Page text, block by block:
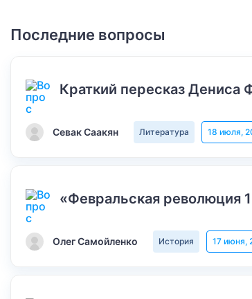
Последние вопросы
Краткий пересказ Дениса
Севак Саакян Литература 18 июля,
«Февральская революция
Олег Самойленко История 17 июня,